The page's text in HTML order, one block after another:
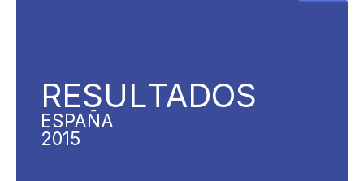
RESULTADOS
ESPAÑA
2015